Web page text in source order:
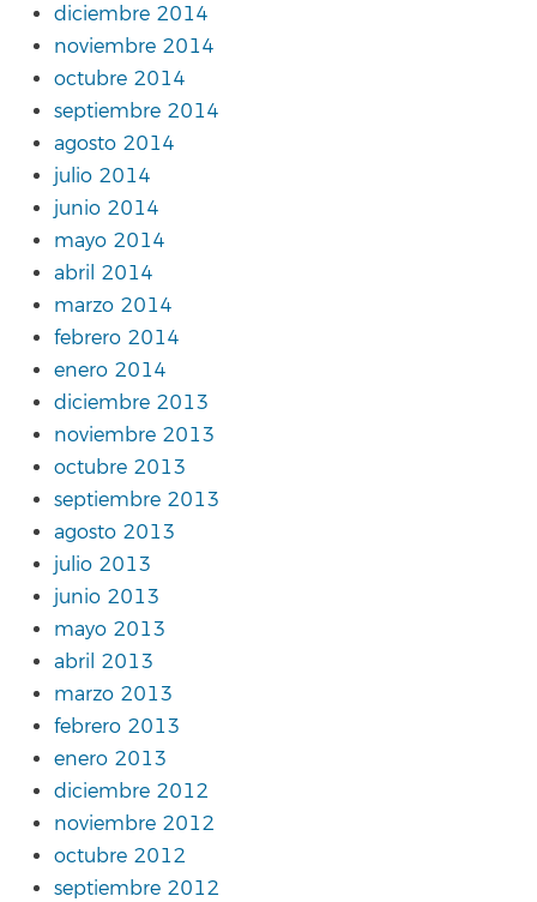
diciembre 2014
noviembre 2014
octubre 2014
septiembre 2014
agosto 2014
julio 2014
junio 2014
mayo 2014
abril 2014
marzo 2014
febrero 2014
enero 2014
diciembre 2013
noviembre 2013
octubre 2013
septiembre 2013
agosto 2013
julio 2013
junio 2013
mayo 2013
abril 2013
marzo 2013
febrero 2013
enero 2013
diciembre 2012
noviembre 2012
octubre 2012
septiembre 2012